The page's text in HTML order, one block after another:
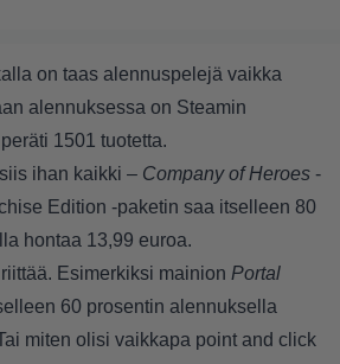
on taas alennuspelejä vaikka
alennuksessa on Steamin
1501 tuotetta.
ihan kaikki – Company of Heroes -
Edition -paketin saa itselleen 80
hontaa 13,99 euroa.
Esimerkiksi mainion Portal
60 prosentin alennuksella
miten olisi vaikkapa point and click